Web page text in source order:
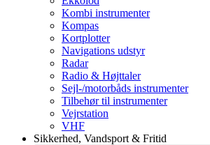
Kombi instrumenter
Kompas
Kortplotter
Navigations udstyr
Radar
Radio & Højttaler
Sejl-/motorbåds instrumenter
Tilbehør til instrumenter
Vejrstation
VHF
Sikkerhed, Vandsport & Fritid